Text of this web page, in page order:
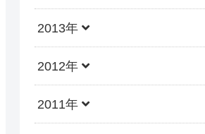
2013年
2012年
2011年